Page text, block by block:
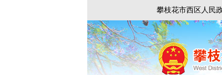
攀枝花市西区人民